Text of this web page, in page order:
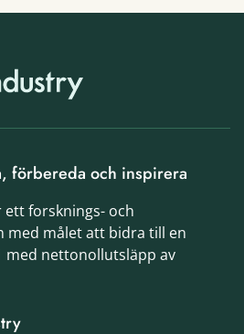
förbereda och inspirera
forsknings- och
med målet att bidra till en
nettonollutsläpp av